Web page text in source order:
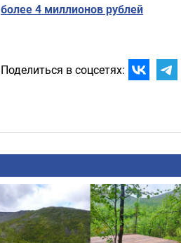
более 4 миллионов рублей
Поделиться в соцсетях: